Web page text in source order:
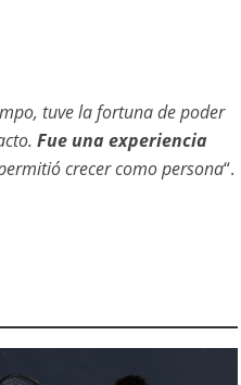
tuve la fortuna de poder
Fue una experiencia
crecer como persona“.